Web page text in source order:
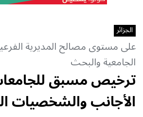
الجزائر
على مستوى مصالح المديرية
الجامعية والبحث
ترخيص مسبق
الأجانب والشخصيات